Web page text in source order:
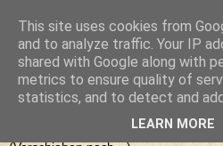
This site uses cookies from
and to analyze traffic. Your IP
shared with Google along with
metrics to ensure quality of
statistics, and to detect and
LEARN MORE